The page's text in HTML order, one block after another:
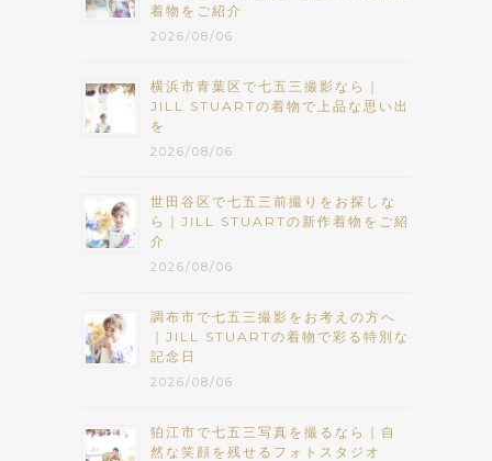
着物をご紹介
2026/08/06
横浜市青葉区で七五三撮影なら｜
JILL STUARTの着物で上品な思い出
を
2026/08/06
世田谷区で七五三前撮りをお探しな
ら｜JILL STUARTの新作着物をご紹
介
2026/08/06
調布市で七五三撮影をお考えの方へ
｜JILL STUARTの着物で彩る特別な
記念日
2026/08/06
狛江市で七五三写真を撮るなら｜自
然な笑顔を残せるフォトスタジオ